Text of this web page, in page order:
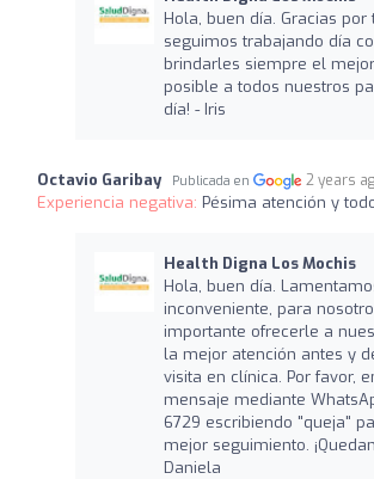
Hola, buen día. Gracias
seguimos trabajando día
brindarles siempre el
posible a todos nuestros
día! - Iris
Octavio Garibay Publicada en 2 years
Experiencia negativa: Pésima atención y
Health Digna Los Mochis
Hola, buen día.
inconveniente, para
importante ofrecerle a
la mejor atención antes y
visita en clínica. Por favor,
mensaje mediante
6729 escribiendo "queja"
mejor seguimiento.
Daniela